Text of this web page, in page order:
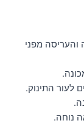
מפני
לעור התינוק.
נוחה.